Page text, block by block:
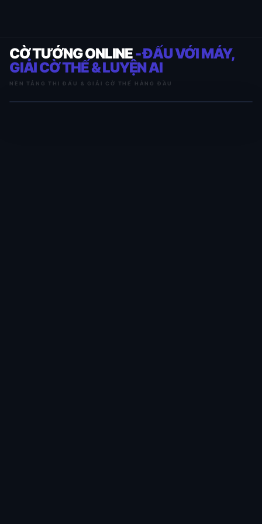
CỜ TƯỚNG ONLINE- ĐẤU VỚI MÁY,
GIẢI CỜ THẾ & LUYỆN AI
NỀN TẢNG THI ĐẤU & GIẢI CỜ THẾ HÀNG ĐẦU